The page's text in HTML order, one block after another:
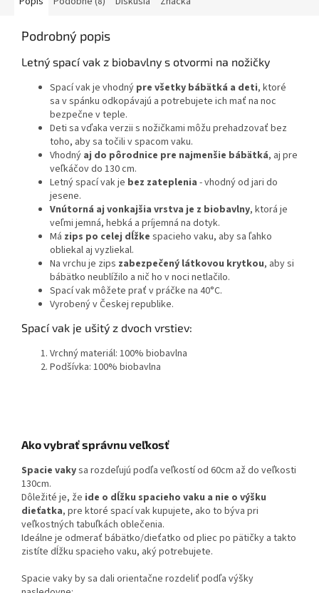
Podrobný popis
Letný spací vak z biobavlny s otvormi na nožičky
Spací vak je vhodný pre všetky bábätká a deti, ktoré
sa v spánku odkopávajú a potrebujete ich mať na noc
bezpečne v teple.
Deti sa vďaka verzii s nožičkami môžu prehadzovať bez
toho, aby sa točili v spacom vaku.
Vhodný aj do pôrodnice pre najmenšie bábätká, aj pre
veľkáčov do 130 cm.
Letný spací vak je bez zateplenia - vhodný od jari do
jesene.
Vnútorná aj vonkajšia vrstva je z biobavlny, ktorá je
veľmi jemná, hebká a príjemná na dotyk.
Má zips po celej dĺžke spacieho vaku, aby sa ľahko
obliekal aj vyzliekal.
Na vrchu je zips zabezpečený látkovou krytkou, aby si
bábätko neublížilo a nič ho v noci netlačilo.
Spací vak môžete prať v práčke na 40°C.
Vyrobený v Českej republike.
Spací vak je ušitý z dvoch vrstiev:
Vrchný materiál: 100% biobavlna
Podšívka: 100% biobavlna
Ako vybrať správnu veľkosť
Spacie vakysa rozdeľujú podľa veľkostí od 60cm až do veľkosti
130cm.
Dôležité je, že ide o dĺžku spacieho vaku a nie o výšku
dieťatka, pre ktoré spací vak kupujete, ako to býva pri
veľkostných tabuľkách oblečenia.
Ideálne je odmerať bábätko/dieťatko od pliec po pätičky a takto
zistíte dĺžku spacieho vaku, aký potrebujete.
Spacie vaky by sa dali orientačne rozdeliť podľa výšky